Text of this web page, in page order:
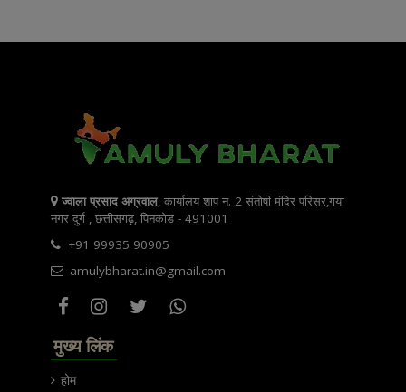
ज्वाला प्रसाद अग्रवाल, कार्यालय शाप न. 2 संतोषी मंदिर परिसर,गया
नगर दुर्ग , छत्तीसगढ़, पिनकोड - 491001
+91 99935 90905
amulybharat.in@gmail.com
मुख्य लिंक
होम